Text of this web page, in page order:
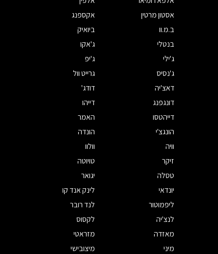
אסטון מרטין
אקספנג
ב.מ.וו
ביואיק
בנטלי
ג'אקו
ג'ילי
ג'יפ
ג'נסיס
גרייט וול
דאצ'יה
דודג'
דונגפנג
דייהו
דייהטסו
האמר
הונגצ'י
הונדה
וויה
וולוו
זיקר
טויוטה
טסלה
יגואר
יונדאי
לינק אנד קו
ליפמוטור
לנד רובר
לנצ'יה
לקסוס
מאזדה
מזראטי
מיני
מיצובישי